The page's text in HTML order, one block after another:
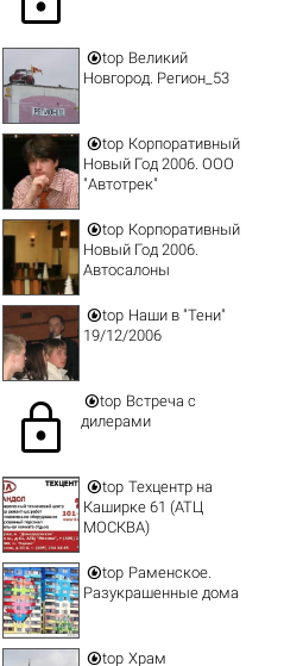
top Великий
Новгород. Регион_53
top Корпоративный
Новый Год 2006. ООО
"Автотрек"
top Корпоративный
Новый Год 2006.
Автосалоны
top Наши в "Тени"
19/12/2006
lock top Встреча с
дилерами
top Техцентр на
Каширке 61 (АТЦ
МОСКВА)
top Раменское.
Разукрашенные дома
top Храм